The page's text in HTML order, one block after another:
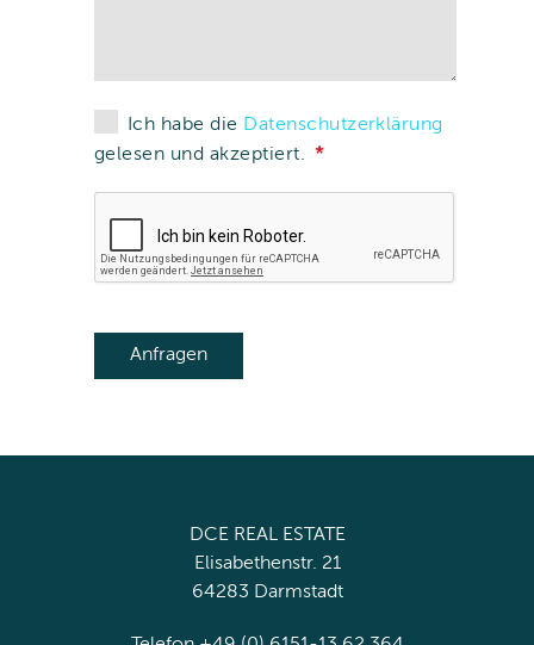
Ich habe die Datenschutzerklärung
gelesen und akzeptiert.
DCE REAL ESTATE
Elisabethenstr. 21
64283 Darmstadt